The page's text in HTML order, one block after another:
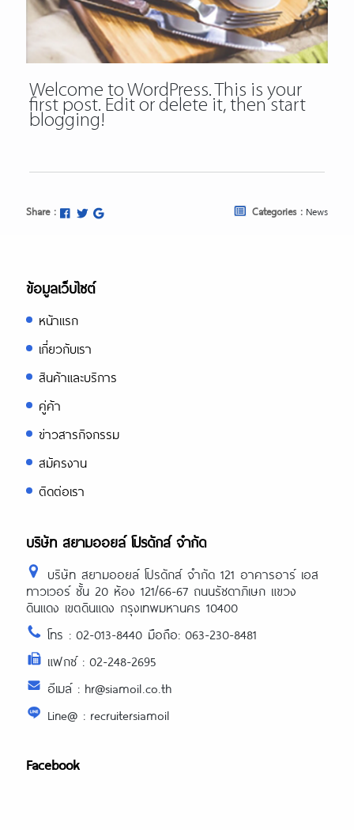
Welcome to WordPress. This is your
first post. Edit or delete it, then start
blogging!
Share : Categories : News
ข้อมูลเว็บไซต์
หน้าแรก
เกี่ยวกับเรา
สินค้าและบริการ
คู่ค้า
ข่าวสารกิจกรรม
สมัครงาน
ติดต่อเรา
บริษัท สยามออยล์ โปรดักส์ จำกัด
บริษัท สยามออยล์ โปรดักส์ จำกัด 121 อาคารอาร์ เอส
ทาวเวอร์ ชั้น 20 ห้อง 121/66-67 ถนนรัชดาภิเษก แขวง
ดินแดง เขตดินแดง กรุงเทพมหานคร 10400
โทร : 02-013-8440 มือถือ: 063-230-8481
แฟกซ์ : 02-248-2695
อีเมล์ : hr@siamoil.co.th
Line@ : recruitersiamoil
Facebook